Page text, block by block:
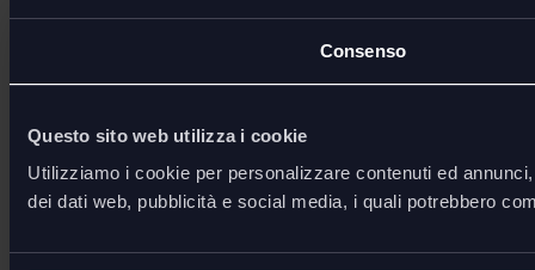
Consenso
Questo sito web utilizza i cookie
Utilizziamo i cookie per personalizzare contenuti ed
dei dati web, pubblicità e social media, i quali potrebbero